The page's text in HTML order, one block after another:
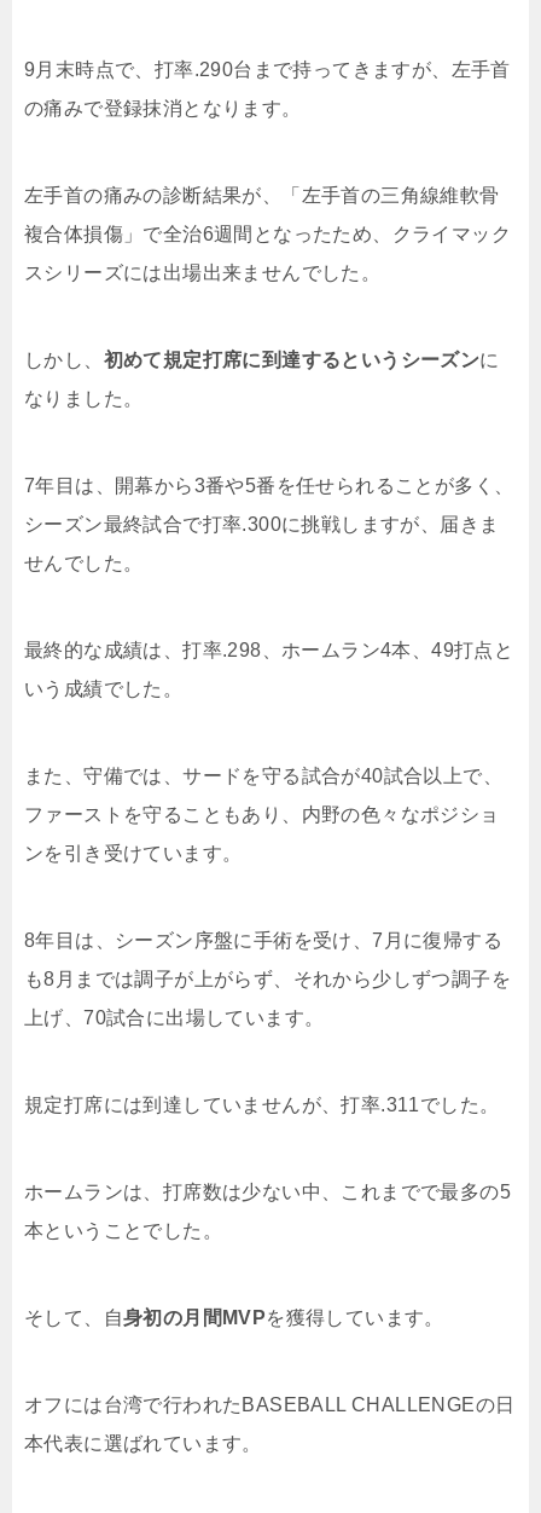
9 月末時点で、打率.290台まで持ってきますが、左手首
の痛みで登録抹消となります。
左手首の痛みの診断結果が、「左手首の三角線維軟骨
複合体損傷」で全治6週間となったため、クライマック
スシリーズには出場出来ませんでした。
しかし、 初めて規定打席に到達するというシーズンに
なりました。
7年目は、開幕から3番や5番を任せられることが多く、
シーズン最終試合で打率.300に挑戦しますが、届きま
せんでした。
最終的な成績は、打率.298 、ホームラン4本、49打点と
いう成績でした。
また、守備では、サードを守る試合が40試合以上で、
ファーストを守ることもあり、内野の色々なポジショ
ンを引き受けています。
8年目は、シーズン序盤に手術を受け、7 月に復帰する
も8 月までは調子が上がらず、それから少しずつ調子を
上げ、70試合に出場しています。
規定打席には到達していませんが、打率.311でした。
ホームランは、打席数は少ない中、これまでで最多の5
本ということでした。
そして、自身初の月間MVPを獲得しています。
オフには台湾で行われたBASEBALL CHALLENGEの日
本代表に選ばれています。